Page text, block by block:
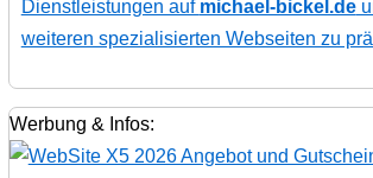
Dienstleistungen auf michael-bickel.de
weiteren spezialisierten Webseiten zu
Werbung & Infos: